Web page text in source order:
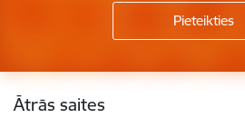
Kājene
Ātrās saites